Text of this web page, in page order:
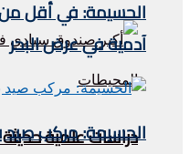
دراسات علمية حديثة
الحسيمة: في أقل من
آدمية في عرض البحر
الحسيمة: مركب صيد